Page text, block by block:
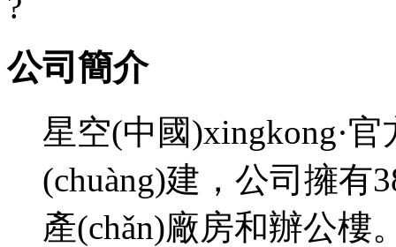
公司簡介
星空(中國)xingkong·
(chuàng)建，公司擁
產(chǎn)廠房和辦公樓